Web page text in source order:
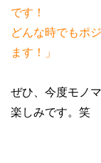
です！
どんな時でもポ
ます！」
ぜひ、今度モノ
楽しみです。笑